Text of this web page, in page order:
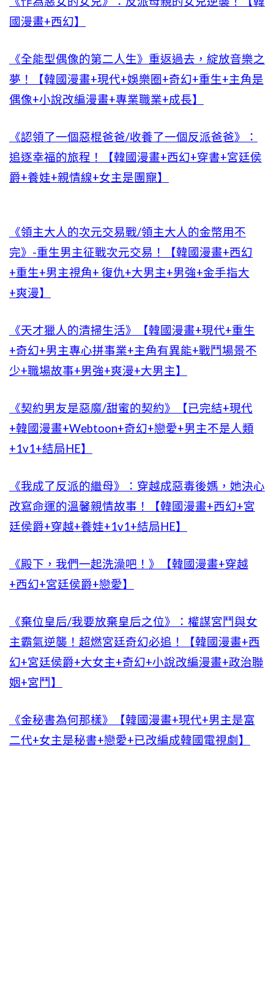
國漫畫+西幻】
《全能型偶像的第二人生》重返過去，綻放音樂之
夢！【韓國漫畫+現代+娛樂圈+奇幻+重生+主角是
偶像+小說改編漫畫+專業職業+成長】
《認領了一個惡棍爸爸/收養了一個反派爸爸》：
追逐幸福的旅程！【韓國漫畫+西幻+穿書+宮廷侯
爵+養娃+親情線+女主是團寵】
《領主大人的次元交易戰/領主大人的金幣用不
完》-重生男主征戰次元交易！【韓國漫畫+西幻
+重生+男主視角+ 復仇+大男主+男強+金手指大
+爽漫】
《天才獵人的清掃生活》【韓國漫畫+現代+重生
+奇幻+男主專心拼事業+主角有異能+戰鬥場景不
少+職場故事+男強+爽漫+大男主】
《契約男友是惡魔/甜蜜的契約》【已完結+現代
+韓國漫畫+Webtoon+奇幻+戀愛+男主不是人類
+1v1+結局HE】
《我成了反派的繼母》：穿越成惡毒後媽，她決心
改寫命運的溫馨親情故事！【韓國漫畫+西幻+宮
廷侯爵+穿越+養娃+1v1+結局HE】
《殿下，我們一起洗澡吧！》【韓國漫畫+穿越
+西幻+宮廷侯爵+戀愛】
《棄位皇后/我要放棄皇后之位》：權謀宮鬥與女
主霸氣逆襲！超燃宮廷奇幻必追！【韓國漫畫+西
幻+宮廷侯爵+大女主+奇幻+小說改編漫畫+政治聯
姻+宮鬥】
《金秘書為何那樣》【韓國漫畫+現代+男主是富
二代+女主是秘書+戀愛+已改編成韓國電視劇】